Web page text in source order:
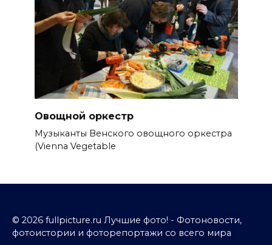
Овощной оркестр
Музыканты Венского овощного оркестра
(Vienna Vegetable
© 2026 fullpicture.ru Лучшие фото! - Фотоновости,
фотоистории и фоторепортажи со всего мира